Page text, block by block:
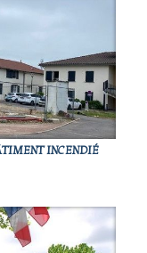
INCENDIÉ